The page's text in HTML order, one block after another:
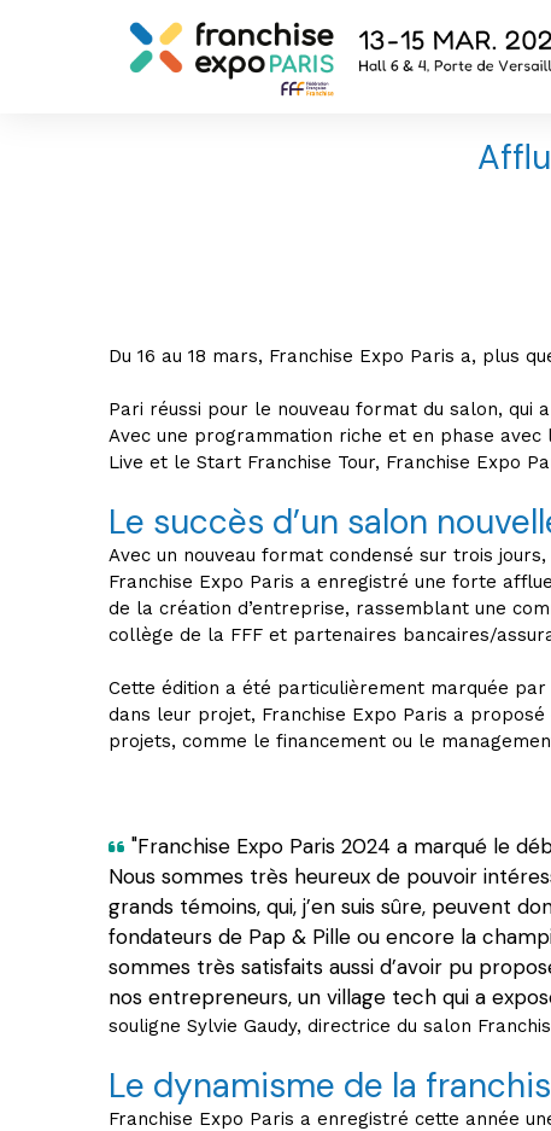
Du 16 au 18 mars, Franchise Expo Paris a, plus
Pari réussi pour le nouveau format du salon, qui
Avec une programmation riche et en phase
Live et le Start Franchise Tour, Franchise Expo
Le succès d’un salon
Avec un nouveau format condensé sur trois
Franchise Expo Paris a enregistré une forte
de la création d’entreprise, rassemblant une
collège de la FFF et partenaires bancaires/
Cette édition a été particulièrement marquée
dans leur projet, Franchise Expo Paris a
projets, comme le financement ou le
"Franchise Expo Paris 2024 a marqué le
Nous sommes très heureux de pouvoir
grands témoins, qui, j’en suis sûre, peuvent
fondateurs de Pap & Pille ou encore la
sommes très satisfaits aussi d’avoir pu
nos entrepreneurs, un village tech qui a
souligne Sylvie Gaudy, directrice du salon
Le dynamisme de la
Franchise Expo Paris a enregistré cette année